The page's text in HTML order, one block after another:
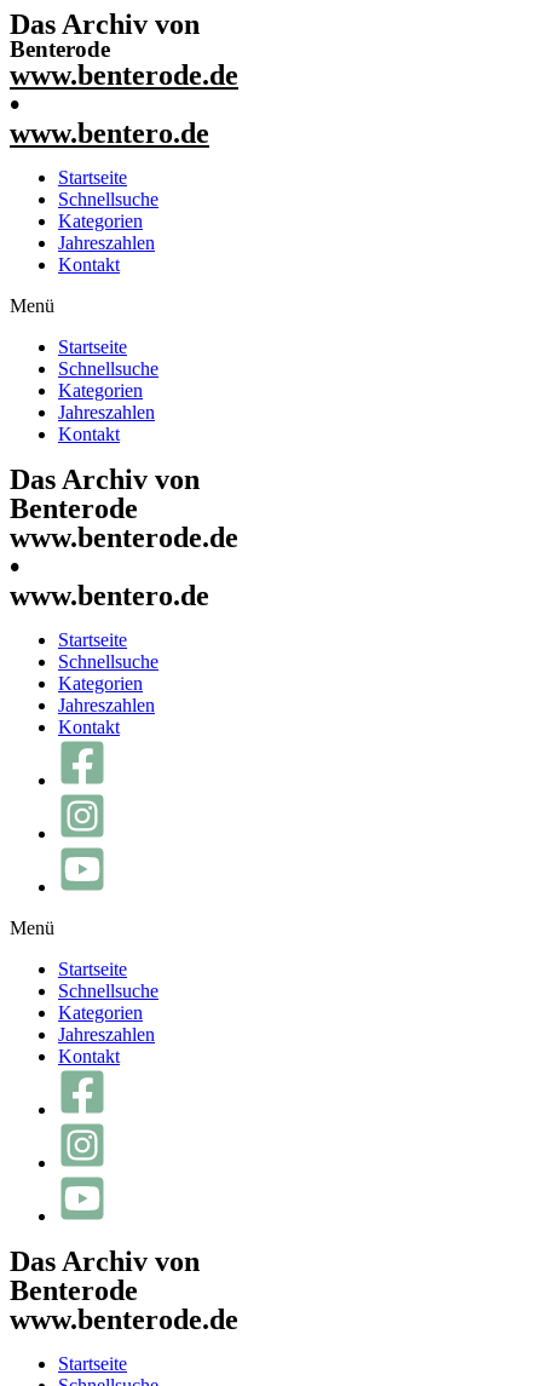
Das Archiv von
Benterode
www.benterode.de
•
www.bentero.de
Startseite
Schnellsuche
Kategorien
Jahreszahlen
Kontakt
Menü
Startseite
Schnellsuche
Kategorien
Jahreszahlen
Kontakt
Das Archiv von
Benterode
www.benterode.de
•
www.bentero.de
Startseite
Schnellsuche
Kategorien
Jahreszahlen
Kontakt
Menü
Startseite
Schnellsuche
Kategorien
Jahreszahlen
Kontakt
Das Archiv von
Benterode
www.benterode.de
Startseite